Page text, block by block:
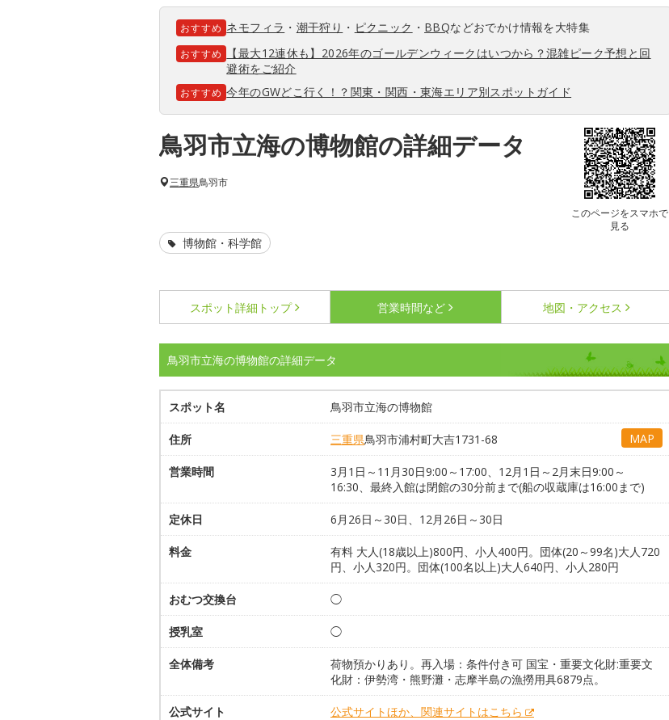
おすすめ ネモフィラ ・ 潮干狩り ・ ピクニック ・ BBQなどおでかけ情報を大特集
おすすめ
【最大12連休も】2026年のゴールデンウィークはいつから？混雑ピーク予想と回
避術をご紹介
おすすめ 今年のGWどこ行く！？関東・関西・東海エリア別スポットガイド
鳥羽市立海の博物館の詳細データ
このページをスマホで
見る
三重県鳥羽市
博物館・科学館
スポット詳細 トップ 営業時間など 地図・アクセス
鳥羽市立海の博物館の詳細データ
スポット名 鳥羽市立海の博物館
住所 三重県鳥羽市浦村町大吉1731-68 MAP
営業時間
3月1日～11月30日9:00～17:00、12月1日～2月末日9:00～
16:30、最終入館は閉館の30分前まで(船の収蔵庫は16:00まで)
定休日 6月26日～30日、12月26日～30日
料金
有料 大人(18歳以上)800円、小人400円。団体(20～99名)大人720
円、小人320円。団体(100名以上)大人640円、小人280円
おむつ交換台 ◯
授乳室 ◯
全体備考
荷物預かりあり。再入場：条件付き可 国宝・重要文化財:重要文
化財：伊勢湾・熊野灘・志摩半島の漁撈用具6879点。
公式サイト 公式サイトほか、関連サイトはこちら